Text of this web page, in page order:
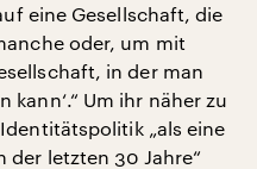
eine Gesellschaft, die
oder, um mit
in der man
kann‘.“ Um ihr näher zu
„als eine
der letzten 30 Jahre“